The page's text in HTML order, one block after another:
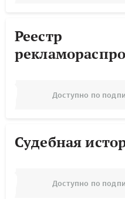
Реестр
Доступно по
Судебная
Доступно по